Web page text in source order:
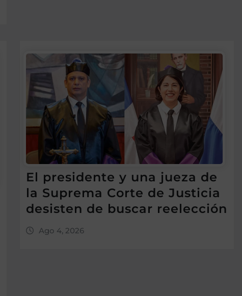
El presidente y una jueza de
la Suprema Corte de Justicia
desisten de buscar reelección
Ago 4, 2026